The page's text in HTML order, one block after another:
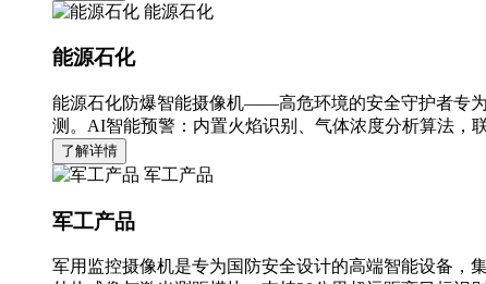
能源石化
能源石化
能源石化防爆智能摄像机——高危环境的安全守护者专
测。AI智能预警：内置火焰识别、气体浓度分析算法，
了解详情
军工产品
军工产品
军用监控摄像机是专为国防安全设计的高端智能设备，